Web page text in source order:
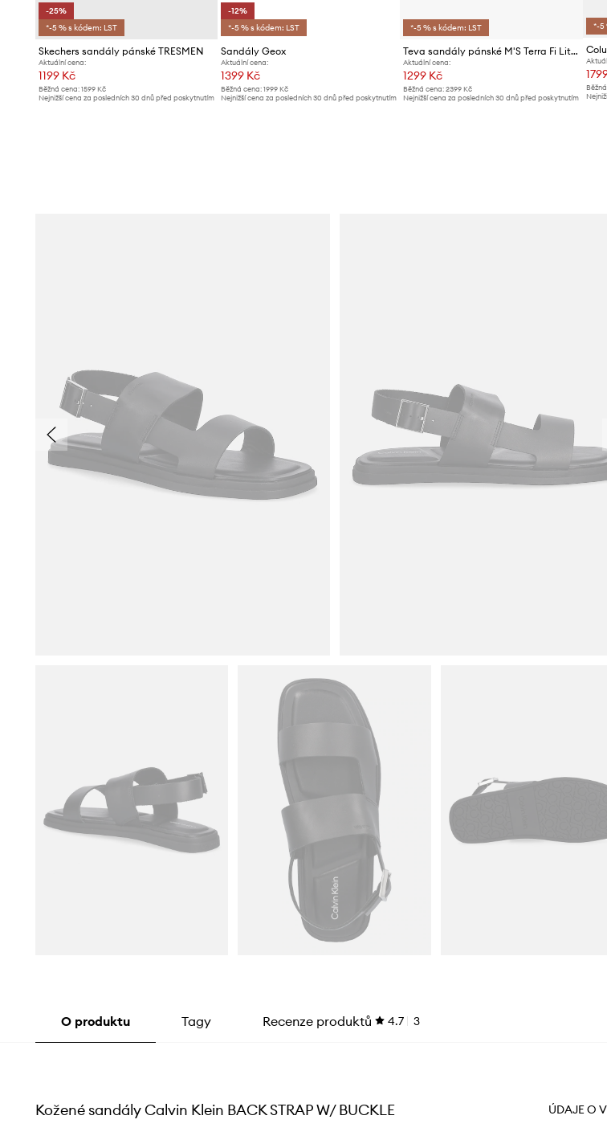
-25%
*-5 % s kódem: LST
Skechers sandály pánské TRESMEN
Aktuální cena:
1199 Kč
Běžná cena: 1599 Kč
Nejnižší cena za posledních 30 dnů před poskytnutím
-12%
*-5 % s kódem: LST
Sandály Geox
Aktuální cena:
1399 Kč
Běžná cena:1999 Kč
Nejnižší cena za posledních 30 dnů před poskytnutím
*-5 % s kódem: LST
Teva sandály pánské M'S Terra Fi Lite
Aktuální cena:
1299 Kč
Běžná cena: 2399 Kč
Nejnižší cena za posledních 30 dnů před poskytnutím
*-5
O produktu Tagy Recenze produktů 4.7 3
Kožené sandály Calvin Klein BACK STRAP W/ BUCKLE ÚDAJE O